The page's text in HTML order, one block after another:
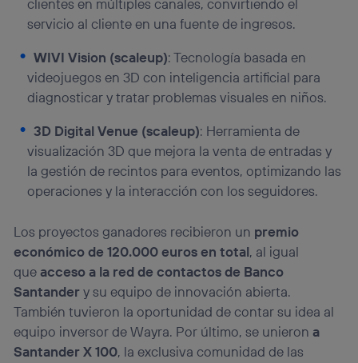
clientes en múltiples canales, convirtiendo el
servicio al cliente en una fuente de ingresos.
WIVI Vision (scaleup): Tecnología basada en
videojuegos en 3D con inteligencia artificial para
diagnosticar y tratar problemas visuales en niños.
3D Digital Venue (scaleup): Herramienta de
visualización 3D que mejora la venta de entradas y
la gestión de recintos para eventos, optimizando las
operaciones y la interacción con los seguidores.
Los proyectos ganadores recibieron un premio
económico de 120.000 euros en total, al igual
que acceso a la red de contactos de Banco
Santandery su equipo de innovación abierta.
También tuvieron la oportunidad de contar su idea al
equipo inversor de Wayra. Por último, se unieron a
Santander X 100, la exclusiva comunidad de las